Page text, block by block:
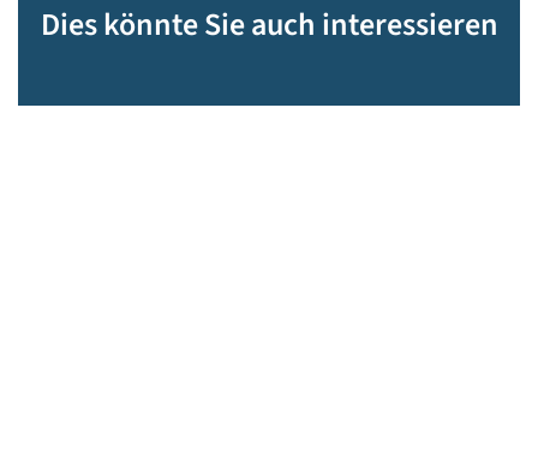
Dies könnte Sie auch interessieren